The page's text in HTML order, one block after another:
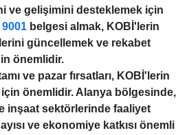
ve gelişimini desteklemek için
9001 belgesi almak, KOBİ'lerin
güncellemek ve rekabet
önemlidir.
ve pazar fırsatları, KOBİ'lerin
önemlidir. Alanya bölgesinde,
inşaat sektörlerinde faaliyet
ve ekonomiye katkısı önemli